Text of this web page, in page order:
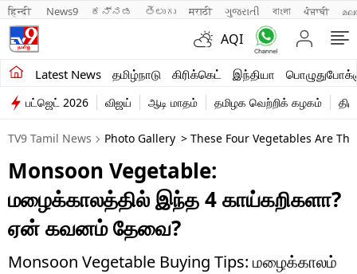
हिन्दी News9 ಕನ್ನಡ తెలుగు मराठी ગુજરાતી বাংলা ਪੰਜਾਬੀ
AQI
Latest News தமிழ்நாடு கிரிக்கெட் இந்தியா
சமீபத்திய செய்திகள்
தமிழ்நாடு
இந்தியா
உலகம்
விளையாட்டு
பொழுதுபோக்கு
பட்ஜெட் 2026 விஜய் ஆடி மாதம் தமிழக வெற்றிக் கழகம்
TV9 Tamil News Photo Gallery > These Four Vegetables Are
Monsoon Vegetable:
மழைக்காலத்தில் இந்த 4 காய்கறிகளா?
ஏன் கவனம் தேவை?
Monsoon Vegetable Buying Tips: மழைக்காலம்